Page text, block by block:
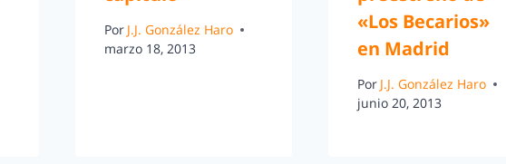
Por J.J. González Haro
marzo 18, 2013
«Los Becarios»
en Madrid
Por J.J. González Haro
junio 20, 2013